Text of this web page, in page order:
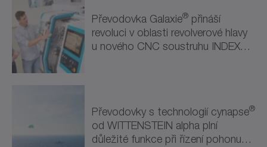
Polovodiče a elektronika (1)
Robotika a automatizace (2)
Robotika a automatizace (2)
Atrakce a zábava (1)
Převodovka Galaxie® přináší
revoluci v oblasti revolverové hlavy
u nového CNC soustruhu INDEX
Převodovky s technologií cynapse®
od WITTENSTEIN alpha plní
důležité funkce při řízení pohonu